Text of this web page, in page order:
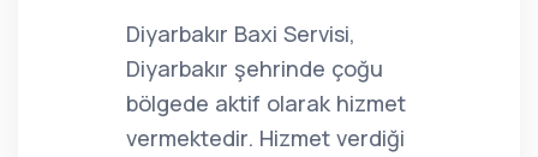
Diyarbakır Baxi Servisi,
Diyarbakır şehrinde çoğu
bölgede aktif olarak hizmet
vermektedir. Hizmet verdiği